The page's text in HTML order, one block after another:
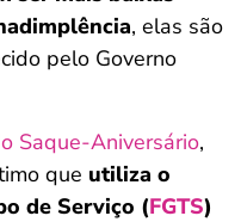
, elas são
pelo Governo
Saque-Aniversário,
que utiliza o
de Serviço (FGTS)